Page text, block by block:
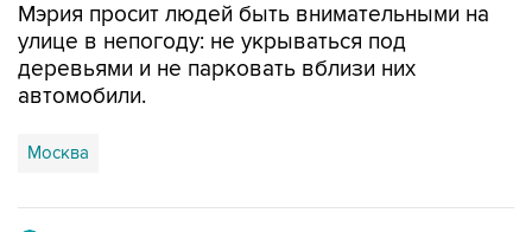
Мэрия просит людей быть внимательными на
улице в непогоду: не укрываться под
деревьями и не парковать вблизи них
автомобили.
Москва